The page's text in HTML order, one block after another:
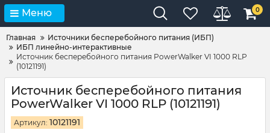
Меню 0
Главная
Источники бесперебойного питания (ИБП)
ИБП линейно-интерактивные
Источник бесперебойного питания PowerWalker VI 1000 RLP
(10121191)
Источник бесперебойного питания
PowerWalker VI 1000 RLP (10121191)
Артикул: 10121191